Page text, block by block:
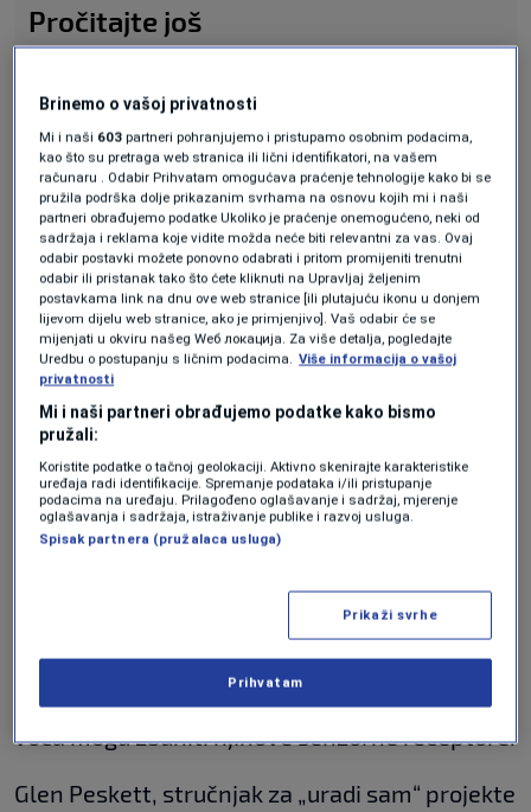
Pročitajte još
prodaju se za 150 eura
MAGAZIN| 7. jul.
Pronašao tajni dnevnik svoje žene,
sljedeći dan podnio zahtjev za razvod
MAGAZIN| 7. jul.
Najmoderniji grad u "srcu" Afrike: Šta
je sa projektom?
SVIJET 7. jul.
Otac pretučenog studenta došao
ispred policijske stanice: Ti da mi
biješ sina, nikad ti oči neću
Stanovnici ih nisu zaboravili tamo, samo su ih
namjerno ostavili. Kažu da miris krastavaca
odbija muhe.
Krastavci sadrže prirodne hemikalije u svojoj
kori koje ispuštaju miris, koji muhama smeta.
Međutim, visok sadržaj vode i blaga kiselost
voća mogu zbuniti njihove senzorne receptore.
Glen Peskett, stručnjak za „uradi sam“ projekte
Brinemo o vašoj privatnosti
Mi i naši 603 partneri pohranjujemo i pristupamo osobnim podacima,
kao što su pretraga web stranica ili lični identifikatori, na vašem
računaru . Odabir Prihvatam omogućava praćenje tehnologije kako bi se
pružila podrška dolje prikazanim svrhama na osnovu kojih mi i naši
partneri obrađujemo podatke Ukoliko je praćenje onemogućeno, neki od
sadržaja i reklama koje vidite možda neće biti relevantni za vas. Ovaj
odabir postavki možete ponovno odabrati i pritom promijeniti trenutni
odabir ili pristanak tako što ćete kliknuti na Upravljaj željenim
postavkama link na dnu ove web stranice [ili plutajuću ikonu u donjem
lijevom dijelu web stranice, ako je primjenjivo]. Vaš odabir će se
mijenjati u okviru našeg Wеб локација. Za više detalja, pogledajte
Uredbu o postupanju s ličnim podacima. Više informacija o vašoj
privatnosti
Mi i naši partneri obrađujemo podatke kako bismo
pružali:
Koristite podatke o tačnoj geolokaciji. Aktivno skenirajte karakteristike
uređaja radi identifikacije. Spremanje podataka i/ili pristupanje
podacima na uređaju. Prilagođeno oglašavanje i sadržaj, mjerenje
oglašavanja i sadržaja, istraživanje publike i razvoj usluga.
Spisak partnera (pružalaca usluga)
Prikaži svrhe
Prihvatam